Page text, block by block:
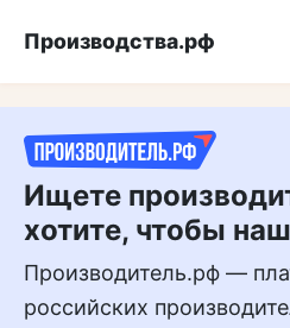
Производства.рф
Ищете
хотите, чтобы
Производитель.рф —
российских